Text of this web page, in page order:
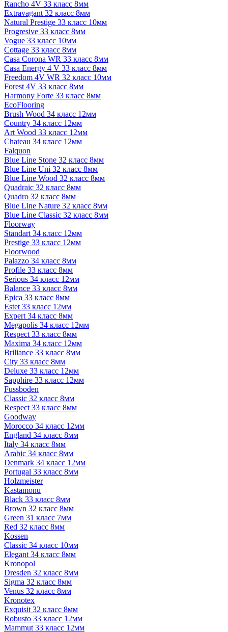
Rancho 4V 33 класс 8мм
Extravagant 32 класс 8мм
Natural Prestige 33 класс 10мм
Progresive 33 класс 8мм
Vogue 33 класс 10мм
Cottage 33 класс 8мм
Casa Corona WR 33 класс 8мм
Casa Energy 4 V 33 класс 8мм
Freedom 4V WR 32 класс 10мм
Forest 4V 33 класс 8мм
Harmony Forte 33 класс 8мм
EcoFlooring
Brush Wood 34 класс 12мм
Country 34 класс 12мм
Art Wood 33 класс 12мм
Chateau 34 класс 12мм
Falquon
Blue Line Stone 32 класс 8мм
Blue Line Uni 32 класс 8мм
Blue Line Wood 32 класс 8мм
Quadraic 32 класс 8мм
Quadro 32 класс 8мм
Blue Line Nature 32 класс 8мм
Blue Line Classic 32 класс 8мм
Floorway
Standart 34 класс 12мм
Prestige 33 класс 12мм
Floorwood
Palazzo 34 класс 8мм
Profile 33 класс 8мм
Serious 34 класс 12мм
Balance 33 класс 8мм
Epica 33 класс 8мм
Estet 33 класс 12мм
Expert 34 класс 8мм
Megapolis 34 класс 12мм
Respect 33 класс 8мм
Maxima 34 класс 12мм
Briliance 33 класс 8мм
City 33 класс 8мм
Deluxe 33 класс 12мм
Sapphire 33 класс 12мм
Fussboden
Classic 32 класс 8мм
Respect 33 класс 8мм
Goodway
Morocco 34 класс 12мм
England 34 класс 8мм
Italy 34 класс 8мм
Arabic 34 класс 8мм
Denmark 34 класс 12мм
Portugal 33 класс 8мм
Holzmeister
Kastamonu
Black 33 класс 8мм
Brown 32 класс 8мм
Green 31 класс 7мм
Red 32 класс 8мм
Kossen
Classic 34 класс 10мм
Elegant 34 класс 8мм
Kronopol
Dresden 32 класс 8мм
Sigma 32 класс 8мм
Venus 32 класс 8мм
Kronotex
Exquisit 32 класс 8мм
Robusto 33 класс 12мм
Mammut 33 класс 12мм